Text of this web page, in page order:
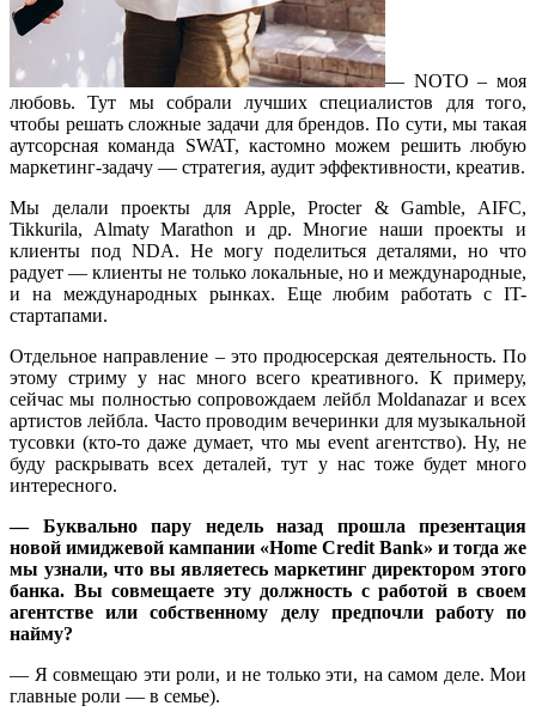
— NOTO – моя
любовь. Тут мы собрали лучших специалистов для того,
чтобы решать сложные задачи для брендов. По сути, мы такая
аутсорсная команда SWAT, кастомно можем решить любую
маркетинг-задачу — стратегия, аудит эффективности, креатив.
Мы делали проекты для Apple, Procter & Gamble, AIFC,
Tikkurila, Almaty Marathon и др. Многие наши проекты и
клиенты под NDA. Не могу поделиться деталями, но что
радует — клиенты не только локальные, но и международные,
и на международных рынках. Еще любим работать с IT-
стартапами.
Отдельное направление – это продюсерская деятельность. По
этому стриму у нас много всего креативного. К примеру,
сейчас мы полностью сопровождаем лейбл Moldanazar и всех
артистов лейбла. Часто проводим вечеринки для музыкальной
тусовки (кто-то даже думает, что мы event агентство). Ну, не
буду раскрывать всех деталей, тут у нас тоже будет много
интересного.
— Буквально пару недель назад прошла презентация
новой имиджевой кампании «Home Credit Bank» и тогда же
мы узнали, что вы являетесь маркетинг директором этого
банка. Вы совмещаете эту должность с работой в своем
агентстве или собственному делу предпочли работу по
найму?
— Я совмещаю эти роли, и не только эти, на самом деле. Мои
главные роли — в семье).